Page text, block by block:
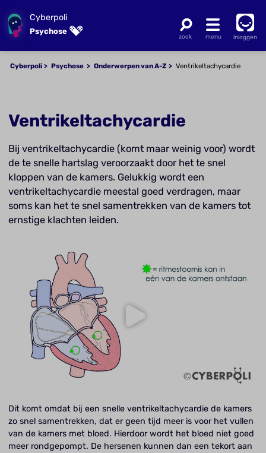
Cyberpoli
Psychose
inloggen
Cyberpoli Psychose Onderwerpen van A-Z Ventrikeltachycardie
Ventrikeltachycardie
Bij ventrikeltachycardie (komt maar weinig voor) wordt
de te snelle hartslag veroorzaakt door het te snel
kloppen van de kamers. Gelukkig wordt een
ventrikeltachycardie meestal goed verdragen, maar
soms kan het te snel samentrekken van de kamers tot
ernstige klachten leiden.
Dit komt omdat bij een snelle ventrikeltachycardie de kamers
zo snel samentrekken, dat er geen tijd meer is voor het vullen
van de kamers met bloed. Hierdoor wordt het bloed niet goed
meer rondgepompt. De hersenen kunnen dan een tekort aan